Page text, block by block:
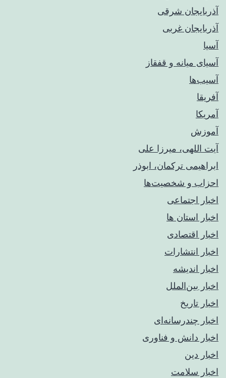
آذربایجان شرقی
آذربایجان غربی
آسیا
آسیای میانه و قفقاز
آسیب‌ها
آفریقا
آمریکا
آموزش
آیت اللهی، میرزا علی
ابراهیمی ترکمان، ابوذر
احزاب و شخصیت‌ها
اخبار اجتماعی
اخبار استان ها
اخبار اقتصادی
اخبار انتشارات
اخبار اندیشه
اخبار بین‌الملل
اخبار تاریخ
اخبار چندرسانه‌ای
اخبار دانش و فناوری
اخبار دین
اخبار سلامت